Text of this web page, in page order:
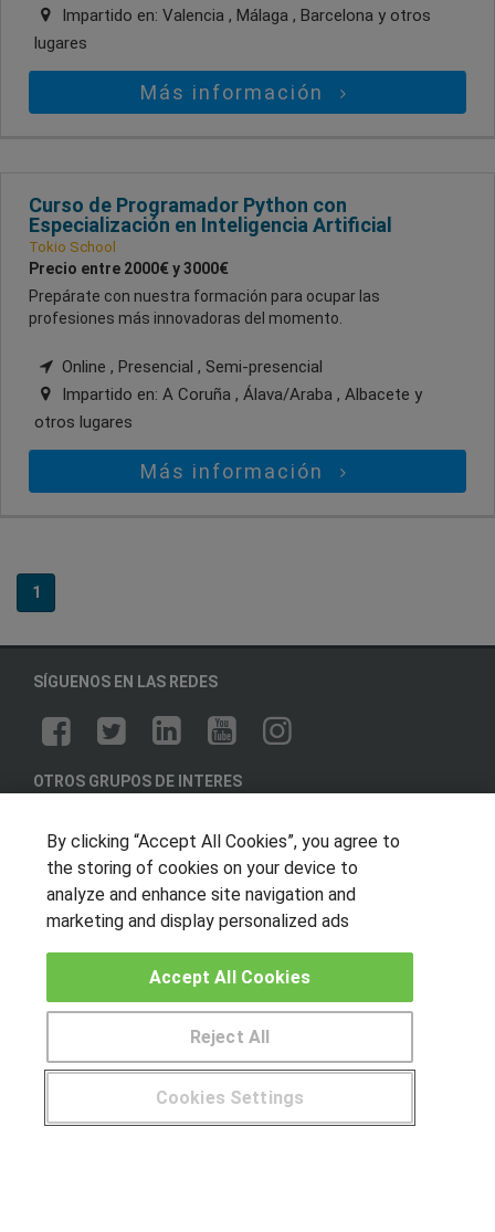
Impartido en: Valencia , Málaga , Barcelona y otros
lugares
Más información
Curso de Programador Python con
Especialización en Inteligencia Artificial
Tokio School
Precio entre 2000€ y 3000€
Prepárate con nuestra formación para ocupar las
profesiones más innovadoras del momento.
Online , Presencial , Semi-presencial
Impartido en: A Coruña , Álava/Araba , Albacete y
otros lugares
Más información
1
SÍGUENOS EN LAS REDES
OTROS GRUPOS DE INTERES
Hablemos de empleo
Locos por las becas
Canal ético
¿Tienes alguna duda? 900 264 357
By clicking “Accept All Cookies”, you agree to
the storing of cookies on your device to
analyze and enhance site navigation and
marketing and display personalized ads
Cookies Settings
Reject All
Accept All Cookies